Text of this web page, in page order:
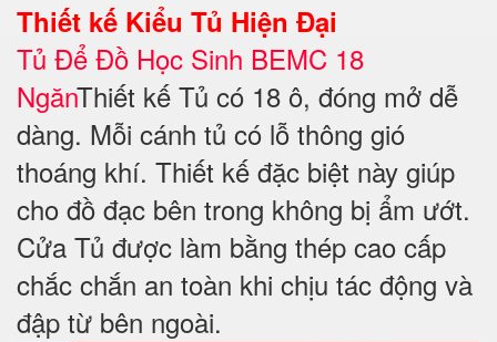
Thiết kế Kiểu Tủ Hiện Đại
Tủ Để Đồ Học Sinh BEMC 18
NgănThiết kế Tủ có 18 ô, đóng mở dễ
dàng. Mỗi cánh tủ có lỗ thông gió
thoáng khí. Thiết kế đặc biệt này giúp
cho đồ đạc bên trong không bị ẩm ướt.
Cửa Tủ được làm bằng thép cao cấp
chắc chắn an toàn khi chịu tác động và
đập từ bên ngoài.